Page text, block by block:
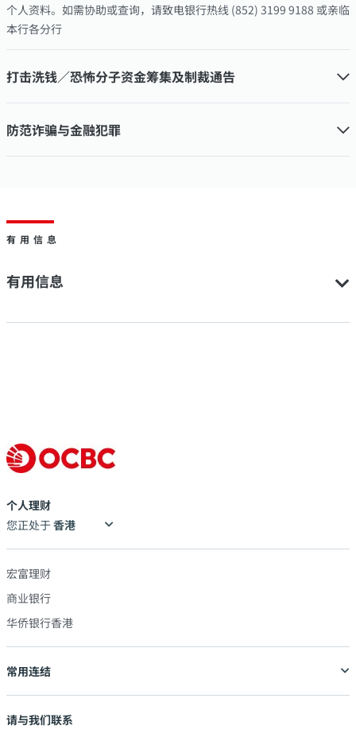
个人资料。如需协助或查询，请致电银行热线 (852) 3199 9188 或亲临
本行各分行
打击洗钱／恐怖分子资金筹集及制裁通告
防范诈骗与金融犯罪
有用信息
有用信息
个人理财
您正处于
宏富理财
商业银行
华侨银行香港
常用连结
请与我们联系